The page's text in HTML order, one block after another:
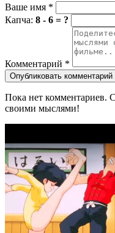
Ваше имя *
Капча: 8 - 6 = ?
Комментарий *
Опубликовать комментарий
Пока нет комментариев.
своими мыслями!